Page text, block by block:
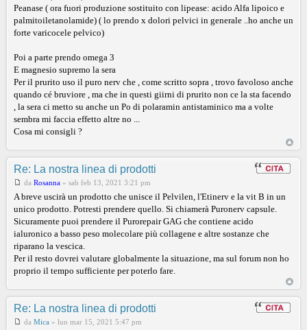
Peanase ( ora fuori produzione sostituito con lipease: acido Alfa lipoico e
palmitoiletanolamide) ( lo prendo x dolori pelvici in generale ..ho anche un
forte varicocele pelvico)
Poi a parte prendo omega 3
E magnesio supremo la sera
Per il prurito uso il puro nerv che , come scritto sopra , trovo favoloso anche
quando cé bruviore , ma che in questi giirni di prurito non ce la sta facendo
, la sera ci metto su anche un Po di polaramin antistaminico ma a volte
sembra mi faccia effetto altre no ...
Cosa mi consigli ?
Re: La nostra linea di prodotti
da Rosanna » sab feb 13, 2021 3:21 pm
A breve uscirà un prodotto che unisce il Pelvilen, l'Etinerv e la vit B in un
unico prodotto. Potresti prendere quello. Si chiamerà Puronerv capsule.
Sicuramente puoi prendere il Purorepair GAG che contiene acido
ialuronico a basso peso molecolare più collagene e altre sostanze che
riparano la vescica.
Per il resto dovrei valutare globalmente la situazione, ma sul forum non ho
proprio il tempo sufficiente per poterlo fare.
Re: La nostra linea di prodotti
da Mica » lun mar 15, 2021 5:47 pm